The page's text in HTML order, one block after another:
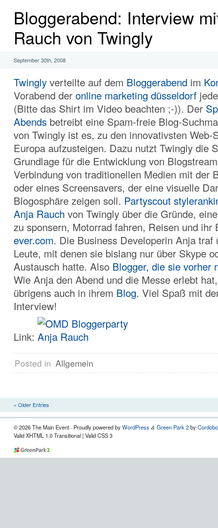
Bloggerabend: Interview
Rauch von Twingly
September 30th, 2008
Twingly verteilte auf dem Bloggerabend im
Vorabend der online marketing düsseldorf
(Bitte das Shirt im Video beachten ;-)). Der
Abends betreibt eine Spam-freie Blog-
von Twingly ist es, zu den innovativsten Web-
Europa aufzusteigen. Dazu nutzt Twingly die
Grundlage für die Entwicklung von
Verbindung von traditionellen Medien mit der
oder eines Screensavers, der eine visuelle
Blogosphäre zeigen soll. Partyscout
Anja Rauch von Twingly über die Gründe,
zu sponsern, Motorrad fahren, Reisen und
ever.com. Die Business Developerin Anja traf
Leute, mit denen sie bislang nur über Skype
Austausch hatte. Also Blogger, die sie vorher
Wie Anja den Abend und die Messe erlebt
übrigens auch in ihrem Blog. Viel Spaß mit
Interview!
Link:
Posted in Allgemein
« Older Entries
© 2026 The Main Event · Proudly powered byWordPress & Green Park 2byCordobo
Valid XHTML 1.0 Transitional | Valid CSS 3